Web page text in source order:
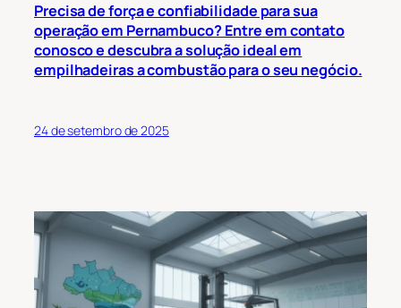
Precisa de força e confiabilidade para sua
operação em Pernambuco? Entre em contato
conosco e descubra a solução ideal em
empilhadeiras a combustão para o seu negócio.
24 de setembro de 2025